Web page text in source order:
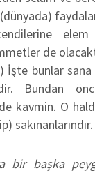
de
İşte bunlar
Bundan
kavmin. O
sakınanlarındır.
bir başka